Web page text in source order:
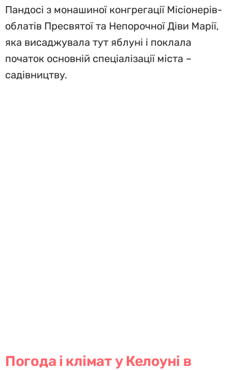
Пандосі з монашиної конгрегації Місіонерів-
облатів Пресвятої та Непорочної Діви Марії,
яка висаджувала тут яблуні і поклала
початок основній спеціалізації міста –
садівництву.
Погода і клімат у Келоуні в